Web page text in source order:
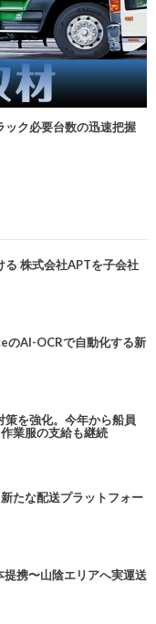
ック必要台数の迅速把握
る 株式会社APTを子会社
のAI-OCRで自動化する新
を強化。今年から船員
業服の支給も継続
たな配送プラットフォー
携〜山陰エリアへ実運送